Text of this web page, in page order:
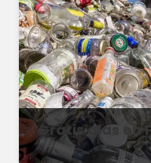
Gratis glas en